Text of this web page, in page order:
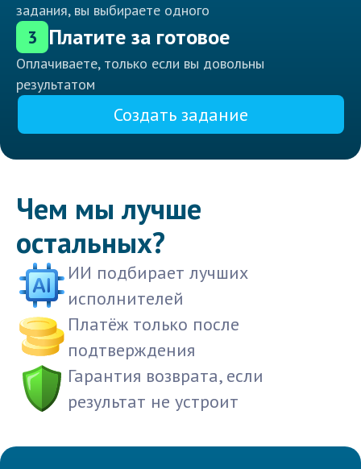
задания, вы выбираете одного
3 Платите за готовое
Оплачиваете, только если вы довольны
результатом
Создать задание
Чем мы лучше
остальных?
ИИ подбирает лучших
исполнителей
Платёж только после
подтверждения
Гарантия возврата, если
результат не устроит